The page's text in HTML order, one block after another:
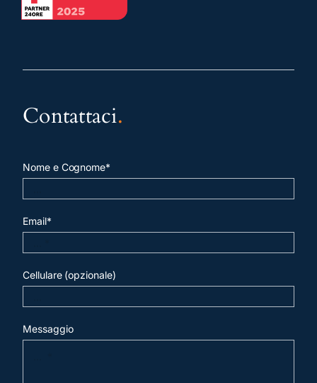
Contattaci.
Nome e Cognome*
Email*
Cellulare (opzionale)
Messaggio